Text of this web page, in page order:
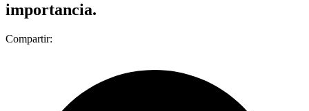
importancia.
Compartir: